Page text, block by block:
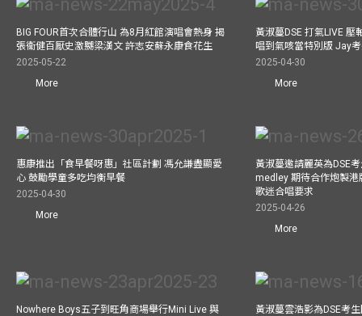
BIG FOUR首次合體行山 為8月紅館演唱會熱身 揭
張衞健百厭史激嬲梁漢文 許志安蘇永康食花生
2025-05-22
More
黃淑蔓DSE 打氣LIVE
唱到氣咳當特別版 Jay
2025-04-30
More
惠康推出「食早餐呀惠」社區計劃 馮允謙盡顯愛
心 鼓勵學童多吃均衡早餐
2025-04-30
More
黃淑蔓邀請麗英為DSE
medley 期待合作炮製
歌迷合唱要求
2025-04-26
More
Nowhere Boys五子到旺角商場舉行Mini Live 與
黃淑蔓雲浩影為DSE考